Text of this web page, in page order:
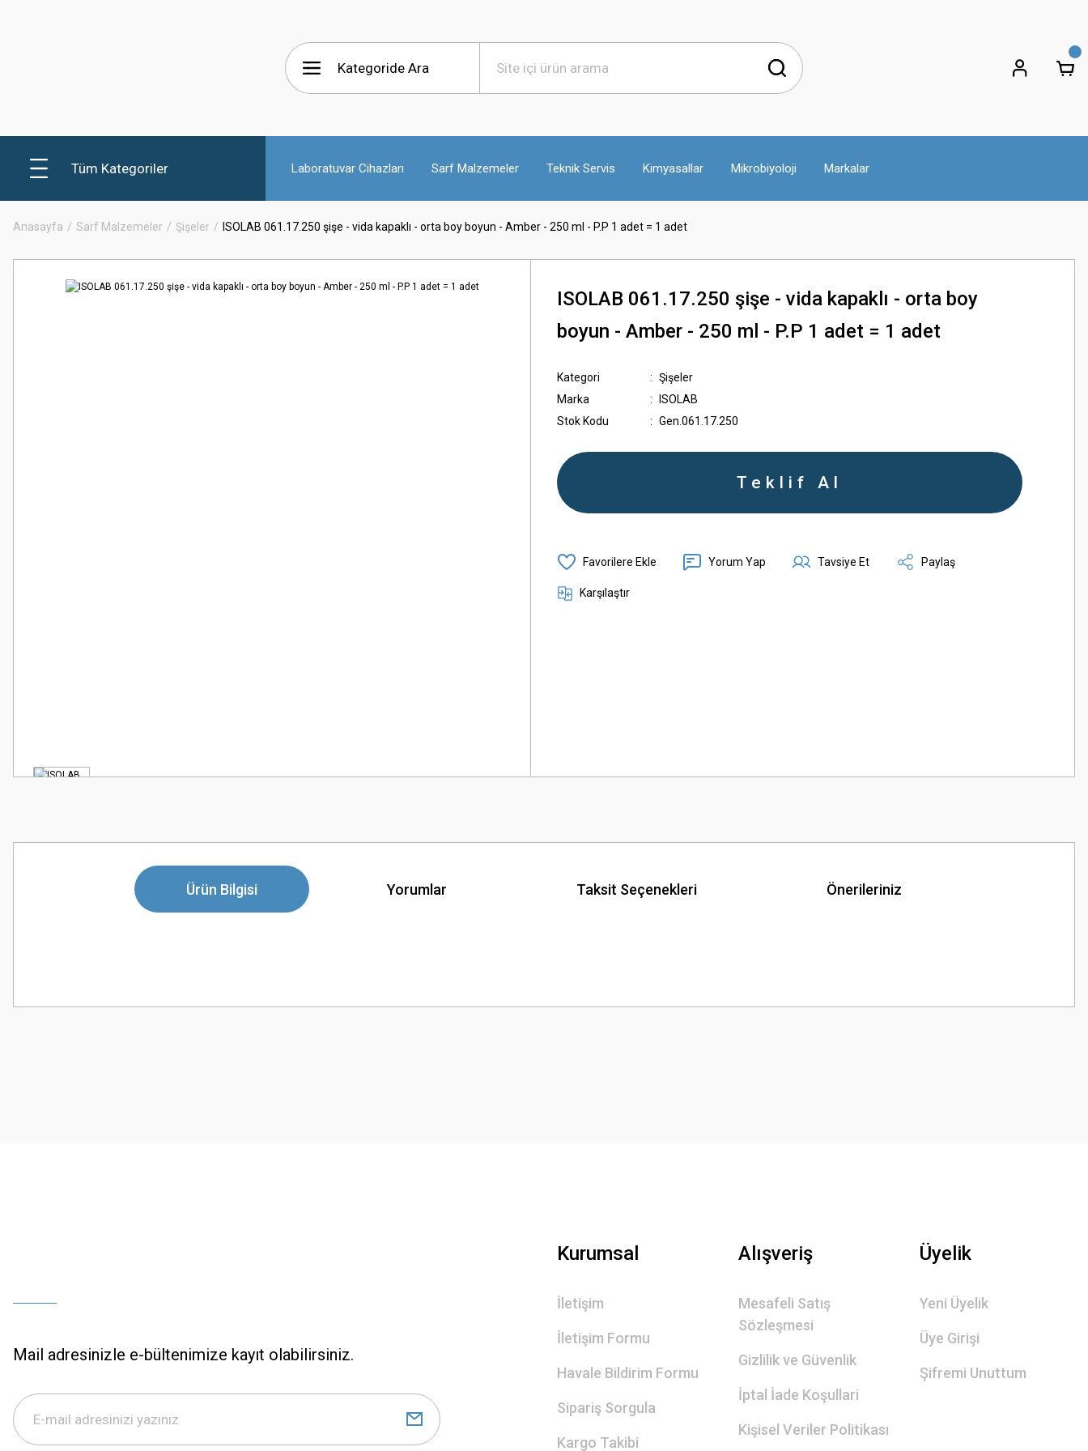
Tüm Kategoriler Laboratuvar Cihazları Sarf Malzemeler Teknik Servis Kimyasallar Mikrobiyoloji Markalar
Anasayfa Sarf Malzemeler Şişeler ISOLAB 061.17.250 şişe - vida kapaklı - orta boy boyun - Amber - 250 ml - P.P 1 adet = 1 adet
ISOLAB 061.17.250 şişe - vida kapaklı - orta boy
boyun - Amber - 250 ml - P.P 1 adet = 1 adet
Kategori
Şişeler
Marka
ISOLAB
Stok Kodu
Gen.061.17.250
Teklif Al
Yorum Yap Tavsiye Et Paylaş
Karşılaştır
Ürün Bilgisi Yorumlar Taksit Seçenekleri Önerileriniz
Görüş ve önerileriniz için teşekkür ederiz.
Mail adresinizle e-bültenimize kayıt olabilirsiniz.
Kurumsal
İletişim
İletişim Formu
Havale Bildirim Formu
Sipariş Sorgula
Kargo Takibi
Alışveriş
Mesafeli Satış
Sözleşmesi
Gizlilik ve Güvenlik
İptal İade Koşullari
Kişisel Veriler Politikası
Üyelik
Yeni Üyelik
Üye Girişi
Şifremi Unuttum